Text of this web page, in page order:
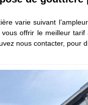
varie suivant
offrir le meilleur
nous contacter, pour